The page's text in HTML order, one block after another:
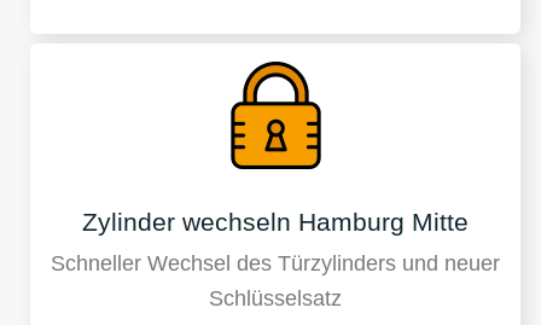
Zylinder wechseln Hamburg Mitte
Schneller Wechsel des Türzylinders und neuer
Schlüsselsatz